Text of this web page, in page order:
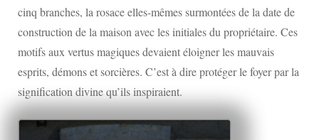
cinq branches, la rosace elles-mêmes surmontées de la date de
construction de la maison avec les initiales du propriétaire. Ces
motifs aux vertus magiques devaient éloigner les mauvais
esprits, démons et sorcières. C’est à dire protéger le foyer par la
signification divine qu’ils inspiraient.